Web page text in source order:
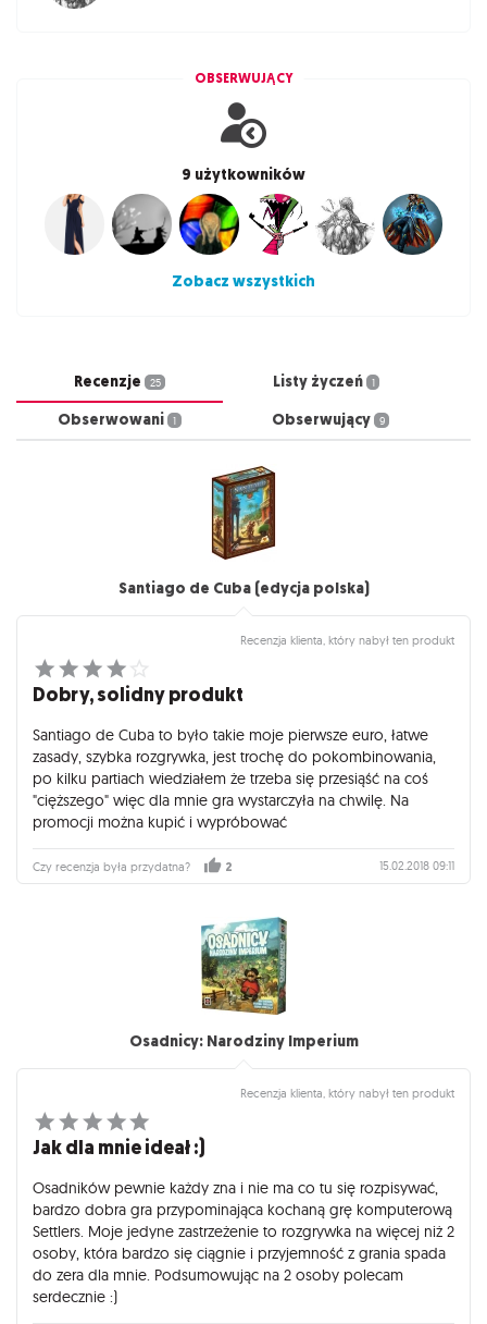
OBSERWUJĄCY
9 użytkowników
Zobacz wszystkich
Recenzje 25 Listy życzeń 1
Obserwowani 1 Obserwujący 9
Santiago de Cuba (edycja polska)
Recenzja klienta, który nabył ten produkt
Dobry, solidny produkt
Santiago de Cuba to było takie moje pierwsze euro, łatwe
zasady, szybka rozgrywka, jest trochę do pokombinowania,
po kilku partiach wiedziałem że trzeba się przesiąść na coś
"cięższego" więc dla mnie gra wystarczyła na chwilę. Na
promocji można kupić i wypróbować
Czy recenzja była przydatna? 2 15.02.2018 09:11
Osadnicy: Narodziny Imperium
Recenzja klienta, który nabył ten produkt
Jak dla mnie ideał :)
Osadników pewnie każdy zna i nie ma co tu się rozpisywać,
bardzo dobra gra przypominająca kochaną grę komputerową
Settlers. Moje jedyne zastrzeżenie to rozgrywka na więcej niż 2
osoby, która bardzo się ciągnie i przyjemność z grania spada
do zera dla mnie. Podsumowując na 2 osoby polecam
serdecznie :)